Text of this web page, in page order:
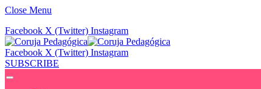
Close Menu
Facebook X (Twitter) Instagram
Facebook X (Twitter) Instagram
SUBSCRIBE